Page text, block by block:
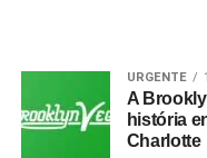
URGENTE
A
história
Charlotte